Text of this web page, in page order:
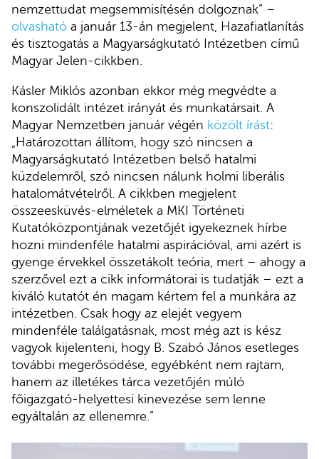
nemzettudat megsemmisítésén dolgoznak” –
olvasható a január 13-án megjelent, Hazafiatlanítás
és tisztogatás a Magyarságkutató Intézetben című
Magyar Jelen-cikkben.
Kásler Miklós azonban ekkor még megvédte a
konszolidált intézet irányát és munkatársait. A
Magyar Nemzetben január végén közölt írást:
„Határozottan állítom, hogy szó nincsen a
Magyarságkutató Intézetben belső hatalmi
küzdelemről, szó nincsen nálunk holmi liberális
hatalomátvételről. A cikkben megjelent
összeesküvés-elméletek a MKI Történeti
Kutatóközpontjának vezetőjét igyekeznek hírbe
hozni mindenféle hatalmi aspirációval, ami azért is
gyenge érvekkel összetákolt teória, mert – ahogy a
szerzővel ezt a cikk informátorai is tudatják – ezt a
kiváló kutatót én magam kértem fel a munkára az
intézetben. Csak hogy az elejét vegyem
mindenféle találgatásnak, most még azt is kész
vagyok kijelenteni, hogy B. Szabó János esetleges
további megerősödése, egyébként nem rajtam,
hanem az illetékes tárca vezetőjén múló
főigazgató-helyettesi kinevezése sem lenne
egyáltalán az ellenemre.”